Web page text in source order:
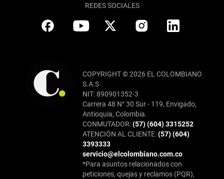
REDES SOCIALES
COPYRIGHT © 2026 EL COLOMBIANO
S.A.S
NIT: 890901352-3
Carrera 48 N° 30 Sur - 119, Envigado,
Antioquia, Colombia.
CONMUTADOR:(57) (604) 3315252
ATENCIÓN AL CLIENTE:(57) (604)
3393333
servicio@elcolombiano.com.co
*Para asuntos relacionados con
peticiones, quejas y reclamos (PQR),